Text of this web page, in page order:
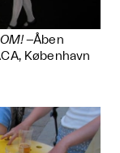
–Åben
København